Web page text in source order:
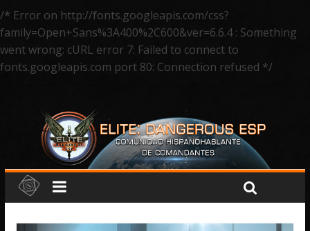
/* Error on http://fonts.googleapis.com/css?
family=Open+Sans%3A400%2C600&ver=6.6.4 : Something
went wrong: cURL error 7: Failed to connect to
fonts.googleapis.com port 80: Connection refused */